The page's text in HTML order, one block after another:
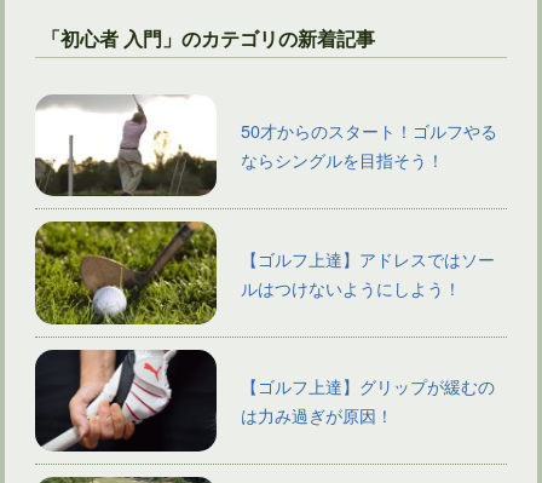
「初心者 入門」のカテゴリの新着記事
50才からのスタート！ゴルフやる
ならシングルを目指そう！
【ゴルフ上達】アドレスではソー
ルはつけないようにしよう！
【ゴルフ上達】グリップが緩むの
は力み過ぎが原因！